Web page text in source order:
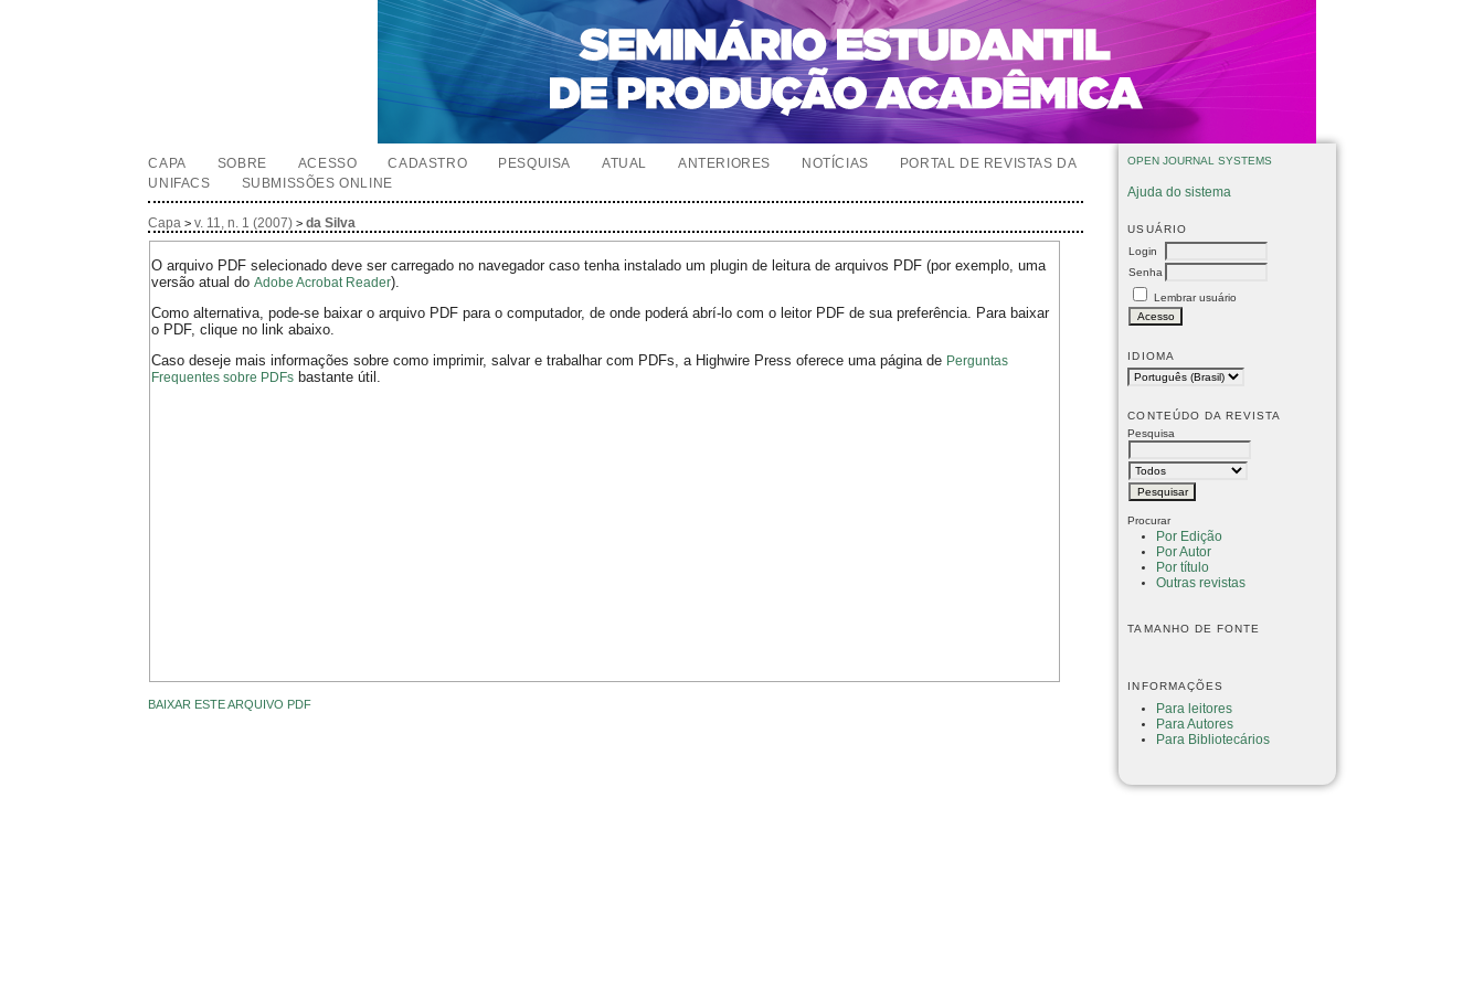
OPEN JOURNAL SYSTEMS
Ajuda do sistema
USUÁRIO
Login
Senha
Lembrar usuário
IDIOMA
CONTEÚDO DA REVISTA
Pesquisa
Procurar
Por Edição
Por Autor
Por título
Outras revistas
TAMANHO DE FONTE
INFORMAÇÕES
Para leitores
Para Autores
Para Bibliotecários
CAPA SOBRE ACESSO CADASTRO PESQUISA ATUAL ANTERIORES NOTÍCIAS
PORTAL DE REVISTAS DA
UNIFACS
SUBMISSÕES ONLINE
Capa >v. 11, n. 1 (2007) >da Silva
O arquivo PDF selecionado deve ser carregado no navegador caso tenha instalado um plugin de leitura de arquivos PDF (por exemplo, uma
versão atual doAdobe Acrobat Reader).
Como alternativa, pode-se baixar o arquivo PDF para o computador, de onde poderá abrí-lo com o leitor PDF de sua preferência. Para baixar
o PDF, clique no link abaixo.
Caso deseje mais informações sobre como imprimir, salvar e trabalhar com PDFs, a Highwire Press oferece uma página de Perguntas
Frequentes sobre PDFs bastante útil.
BAIXAR ESTE ARQUIVO PDF